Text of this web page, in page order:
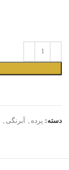
دسته: پرده , آبرنگی ,